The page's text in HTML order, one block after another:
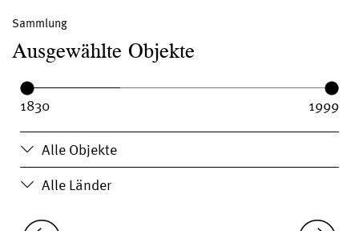
Sammlung
Ausgewählte Objekte
Alle Objekte
Alle Länder
Year range:
Year from:
Year until: